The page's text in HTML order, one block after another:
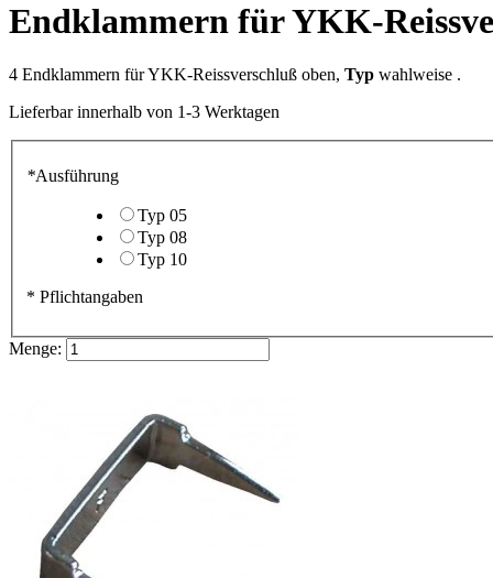
Endklammern für YKK-
4 Endklammern für YKK-Reissverschluß oben, Typ wahlweise .
Lieferbarinnerhalb von 1-3 Werktagen
*Ausführung
Typ 05
Typ 08
Typ 10
* Pflichtangaben
Menge: